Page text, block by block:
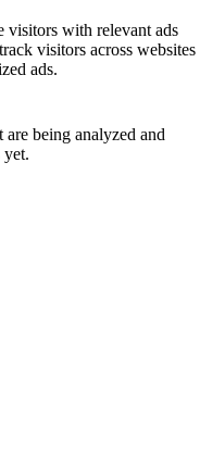
visitors with relevant ads
visitors across websites
ads.
are being analyzed and
yet.